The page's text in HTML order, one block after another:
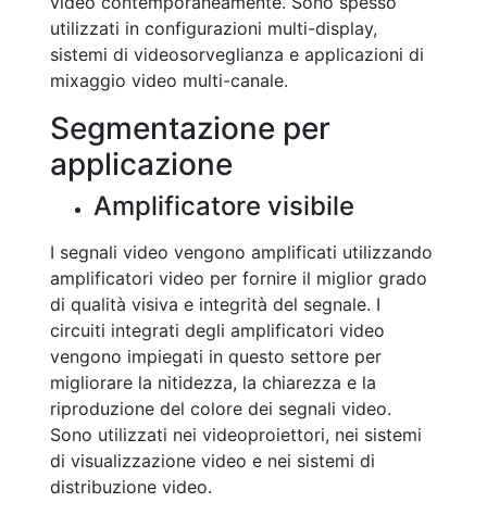
utilizzati in configurazioni multi-display,
sistemi di videosorveglianza e applicazioni di
mixaggio video multi-canale.
Segmentazione per
applicazione
Amplificatore visibile
I segnali video vengono amplificati utilizzando
amplificatori video per fornire il miglior grado
di qualità visiva e integrità del segnale. I
circuiti integrati degli amplificatori video
vengono impiegati in questo settore per
migliorare la nitidezza, la chiarezza e la
riproduzione del colore dei segnali video.
Sono utilizzati nei videoproiettori, nei sistemi
di visualizzazione video e nei sistemi di
distribuzione video.